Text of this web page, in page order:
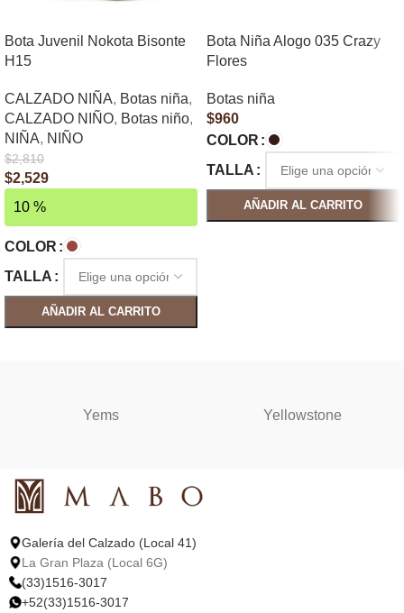
Bota Juvenil Nokota Bisonte
H15
CALZADO NIÑA, Botas niña,
CALZADO NIÑO, Botas niño,
NIÑA, NIÑO
$2,810
$2,529
10 %
COLOR
TALLA
AÑADIR AL CARRITO
Bota Niña Alogo 035 Crazy
Flores
Botas niña
$960
COLOR
TALLA
AÑADIR AL CARRITO
Yems Yellowstone
Galería del Calzado (Local 41)
La Gran Plaza (Local 6G)
(33)1516-3017
+52(33)1516-3017